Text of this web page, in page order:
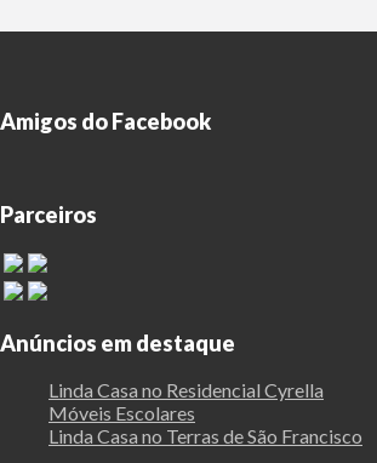
Amigos do Facebook
Parceiros
Anúncios em destaque
Linda Casa no Residencial Cyrella
Móveis Escolares
Linda Casa no Terras de São Francisco